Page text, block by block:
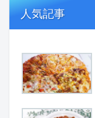
人気記事